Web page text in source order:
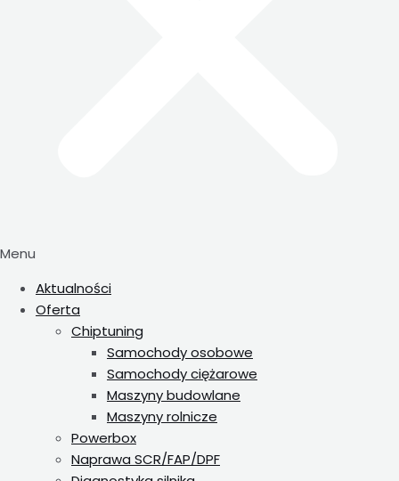
Menu
Aktualności
Oferta
Chiptuning
Samochody osobowe
Samochody ciężarowe
Maszyny budowlane
Maszyny rolnicze
Powerbox
Naprawa SCR/FAP/DPF